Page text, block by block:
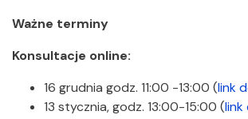
Ważne terminy
Konsultacje online:
16 grudnia godz. 11:00 -13:00 (link
13 stycznia, godz. 13:00-15:00 (link